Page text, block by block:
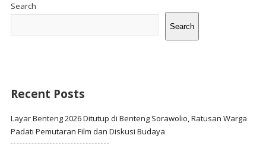
Search
Search
Recent Posts
Layar Benteng 2026 Ditutup di Benteng Sorawolio, Ratusan Warga
Padati Pemutaran Film dan Diskusi Budaya